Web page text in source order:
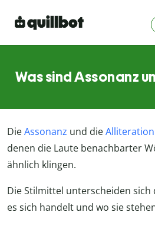
Was sind Assonanz
DieAssonanz und dieAlliteration
denen die Laute benachbarter
ähnlich klingen.
Die Stilmittel unterscheiden sich
es sich handelt und wo sie